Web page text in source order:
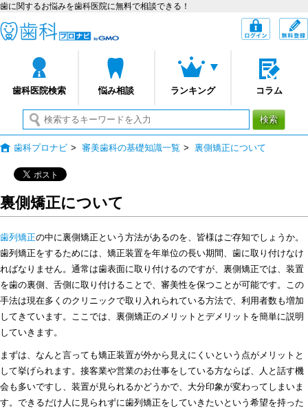
歯に関するお悩みを歯科医院に無料で相談できる！
歯科医院検索 悩み相談 ランキング コラム
ログイン
検索
歯科プロナビ > 審美歯科の基礎知識一覧 > 裏側矯正について
裏側矯正について
歯列矯正の中に裏側矯正という方法があるのを、皆様はご存知でしょうか。
歯列矯正をするためには、矯正装置を年単位の長い期間、歯に取り付けなけ
ればなりません。通常は歯表面に取り付けるのですが、裏側矯正では、装置
を歯の裏側、舌側に取り付けることで、審美性を保つことが可能です。この
手法は現在多くのクリニックで取り入れられている方法で、利用者数も増加
してきています。ここでは、裏側矯正のメリットとデメリットを簡単に説明
していきます。
まずは、なんと言っても矯正装置が外から見えにくいという点がメリットと
して挙げられます。接客業や営業のお仕事をしている方ならば、人と話す機
会も多いですし、装置が見られるかどうかで、大分印象が変わってしまいま
す。できるだけ人に見られずに歯列矯正をしていきたいという希望を持った